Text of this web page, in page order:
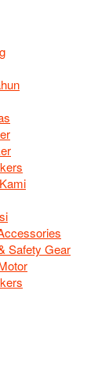
Safety Gear